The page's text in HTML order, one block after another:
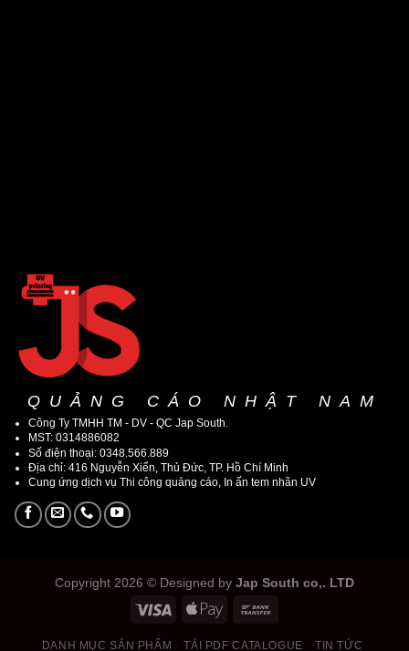
QUẢNG CÁO NHẬT NAM
Công Ty TMHH TM - DV - QC Jap South.
MST: 0314886082
Số điện thoại: 0348.566.889
Địa chỉ: 416 Nguyễn Xiển, Thủ Đức, TP. Hồ Chí Minh
Cung ứng dịch vụ Thi công quảng cáo, In ấn tem nhãn UV
Copyright 2026 © Designed by Jap South co,. LTD
DANH MỤC SẢN PHẨM TẢI PDF CATALOGUE TIN TỨC